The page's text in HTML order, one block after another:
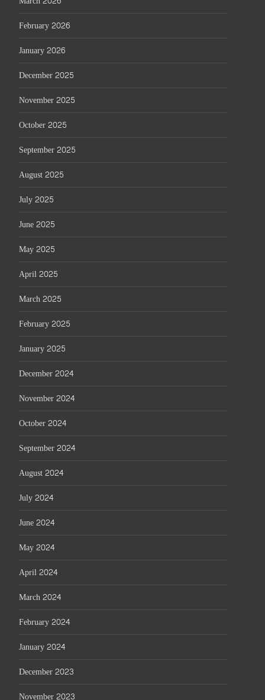
February 2026
January 2026
December 2025
November 2025
October 2025
September 2025
August 2025
July 2025
June 2025
May 2025
April 2025
March 2025
February 2025
January 2025
December 2024
November 2024
October 2024
September 2024
August 2024
July 2024
June 2024
May 2024
April 2024
March 2024
February 2024
January 2024
December 2023
November 2023